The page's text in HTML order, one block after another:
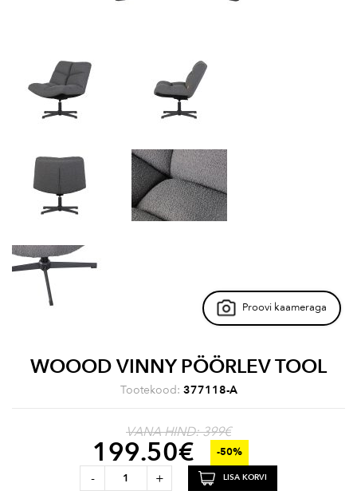
Proovi kaameraga
WOOOD VINNY PÖÖRLEV TOOL
Tootekood: 377118-A
VANA HIND: 399€
199.50€ -50%
- + LISA KORVI